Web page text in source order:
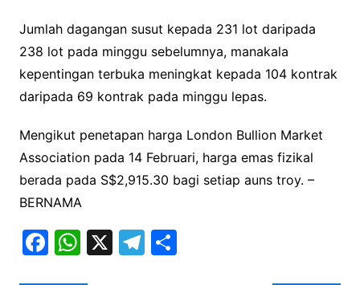
Jumlah dagangan susut kepada 231 lot daripada
238 lot pada minggu sebelumnya, manakala
kepentingan terbuka meningkat kepada 104 kontrak
daripada 69 kontrak pada minggu lepas.
Mengikut penetapan harga London Bullion Market
Association pada 14 Februari, harga emas fizikal
berada pada S$2,915.30 bagi setiap auns troy. –
BERNAMA
F W X T S